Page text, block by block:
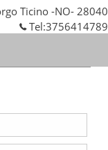
Ticino -NO- 28040
Tel:3756414789